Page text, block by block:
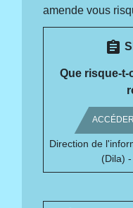
amende vous
assignment
Que risque-
Direction de
(Dila)